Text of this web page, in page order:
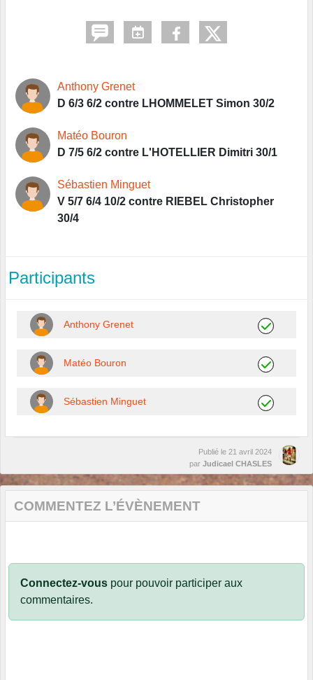
Anthony Grenet
D 6/3 6/2 contre LHOMMELET Simon 30/2
Matéo Bouron
D 7/5 6/2 contre L'HOTELLIER Dimitri 30/1
Sébastien Minguet
V 5/7 6/4 10/2 contre RIEBEL Christopher
30/4
Participants
Anthony Grenet
Matéo Bouron
Sébastien Minguet
Publié le 21 avril 2024
par Judicael CHASLES
COMMENTEZ L’ÉVÈNEMENT
Connectez-vous pour pouvoir participer aux
commentaires.